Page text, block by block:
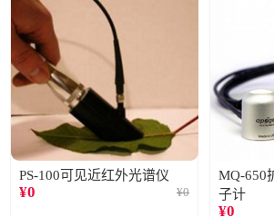
PS-100可见近红外光谱仪
¥0 ¥0
MQ-650
子计
¥0